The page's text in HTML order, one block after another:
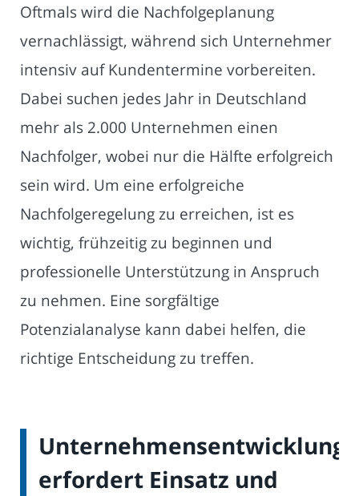
Oftmals wird die Nachfolgeplanung
vernachlässigt, während sich Unternehmer
intensiv auf Kundentermine vorbereiten.
Dabei suchen jedes Jahr in Deutschland
mehr als 2.000 Unternehmen einen
Nachfolger, wobei nur die Hälfte erfolgreich
sein wird. Um eine erfolgreiche
Nachfolgeregelung zu erreichen, ist es
wichtig, frühzeitig zu beginnen und
professionelle Unterstützung in Anspruch
zu nehmen. Eine sorgfältige
Potenzialanalyse kann dabei helfen, die
richtige Entscheidung zu treffen.
Unternehmensentwicklung
erfordert Einsatz und